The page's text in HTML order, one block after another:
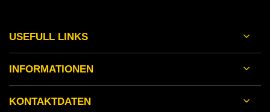
USEFULL LINKS
INFORMATIONEN
KONTAKTDATEN